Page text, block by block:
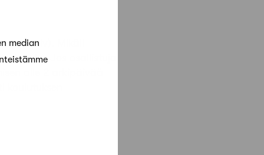
median
(+ alv). Mikäli
Jos osallistuja
alle 2 arkipäivää